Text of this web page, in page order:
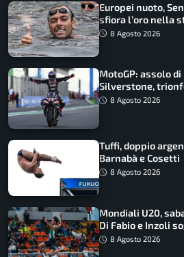
Europei nuoto,
sfiora l’oro nella
urlo, il bilancio
8 Agosto 2026
MotoGP: assolo
Silverstone,
8 Agosto 2026
Tuffi, doppio
Barnabà e Cosetti
8 Agosto 2026
Mondiali U20,
Di Fabio e Inzoli
Castellani e Succo
8 Agosto 2026